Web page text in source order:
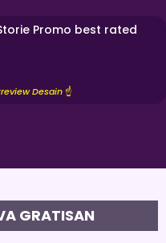
Promo best rated
Desain ☝️
GRATISAN